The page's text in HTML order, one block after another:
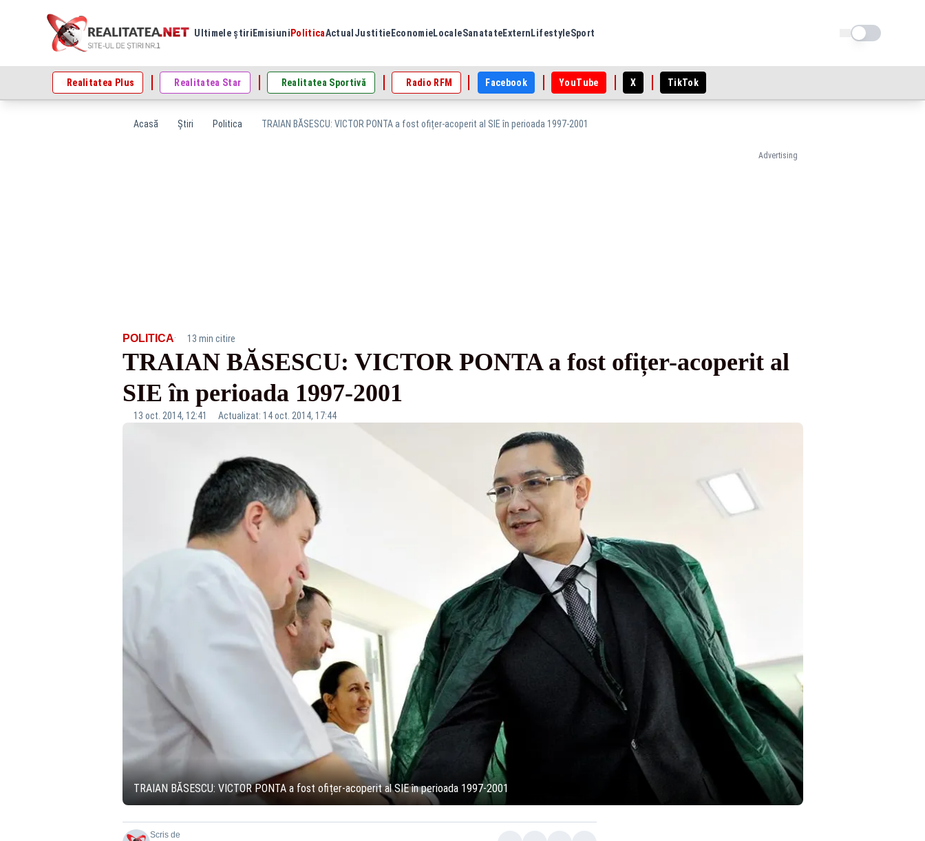
Ultimele știri Emisiuni PoliticaActual Justitie EconomieLocaleSanatateExtern LifestyleSport Schimba tema
Realitatea Plus Realitatea Star Realitatea Sportivă Radio RFM Facebook YouTube X TikTok
Acasă Știri Politica TRAIAN BĂSESCU: VICTOR PONTA a fost ofițer-acoperit al SIE în perioada 1997-2001
Advertising
POLITICA· 13 min citire
TRAIAN BĂSESCU: VICTOR PONTA a fost ofițer-acoperit al
SIE în perioada 1997-2001
13 oct. 2014, 12:41 Actualizat: 14 oct. 2014, 17:44
TRAIAN BĂSESCU: VICTOR PONTA a fost ofițer-acoperit al SIE în perioada 1997-2001
Scris de